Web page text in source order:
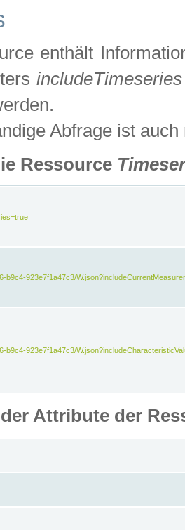
enthält
includeTimeseries
Abfrage ist auch
Ressource
b9c4-923e7f1a47c3/
b9c4-923e7f1a47c3/
Attribute der